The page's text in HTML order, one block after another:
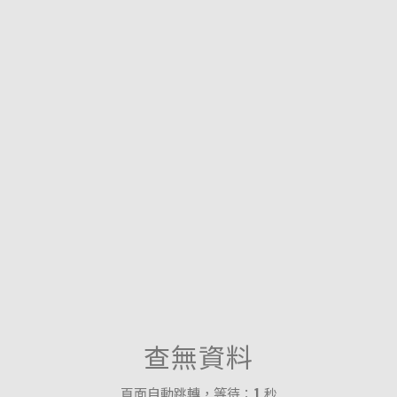
查無資料
頁面自動跳轉，等待： 1 秒